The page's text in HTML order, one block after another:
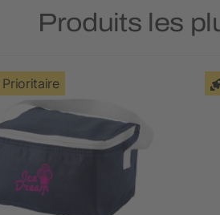
Produits les
Prioritaire